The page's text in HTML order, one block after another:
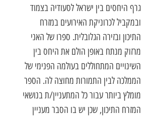
גרף היחסים בין ישראל לסעודיה בצמוד
ובמקביל לכרוניקת האירועים במזרח
התיכון ובזירה הגלובלית. ספרו של האני
מרזוק מנתח באופן הולם את היחס בין
השינויים המתחוללים בעולמה הפנימי של
הממלכה לבין התמורות מחוצה לה. הספר
מומלץ ביותר עבור כל המתעניין/ת בנושאי
המזרח התיכון, שכן יש בו הסבר מעניין